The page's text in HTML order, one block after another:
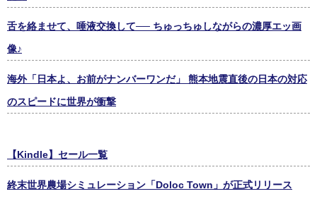
舌を絡ませて、唾液交換して── ちゅっちゅしながらの濃厚エッ画
像♪
海外「日本よ、お前がナンバーワンだ」 熊本地震直後の日本の対応
のスピードに世界が衝撃
【Kindle】セール一覧
終末世界農場シミュレーション「Doloc Town」が正式リリース